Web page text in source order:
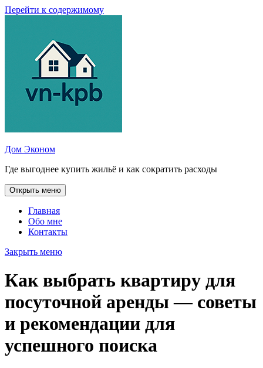
Перейти к содержимому
Дом Эконом
Где выгоднее купить жильё и как сократить расходы
Открыть меню
Главная
Обо мне
Контакты
Закрыть меню
Как выбрать квартиру для
посуточной аренды — советы
и рекомендации для
успешного поиска